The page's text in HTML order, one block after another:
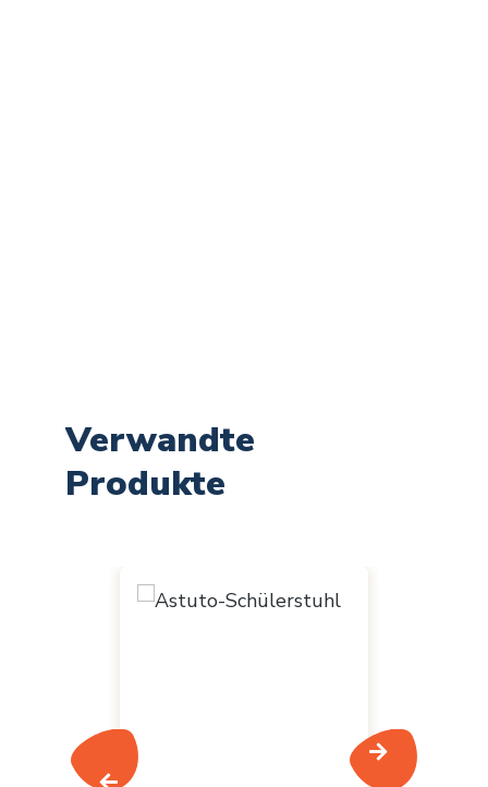
Verwandte
Produkte
Produktgalerie überspringen